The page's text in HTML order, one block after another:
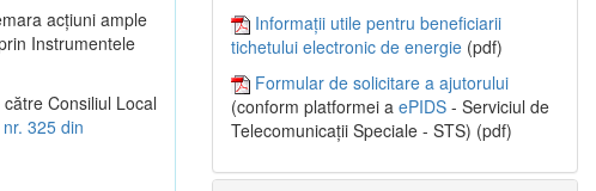
acţiuni ample
Instrumentele
Consiliul Local
325 din
Informații utile pentru beneficiarii
tichetului electronic de energie (pdf)
Formular de solicitare a ajutorului
(conform platformei a ePIDS - Serviciul de
Telecomunicații Speciale - STS) (pdf)